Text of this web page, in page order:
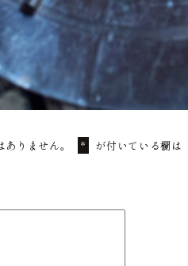
りません。 *
が付いている欄は